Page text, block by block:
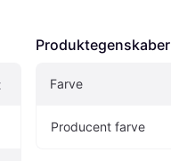
Produktegenskaber
Farve
Producent farve